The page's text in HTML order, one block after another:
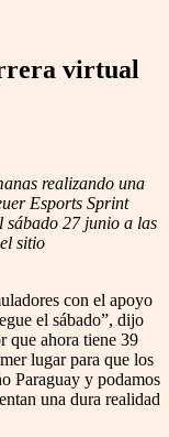
virtual
realizando una
Esports Sprint
sábado 27 junio a las
sitio
con el apoyo
el sábado”, dijo
que ahora tiene 39
lugar para que los
Paraguay y podamos
una dura realidad